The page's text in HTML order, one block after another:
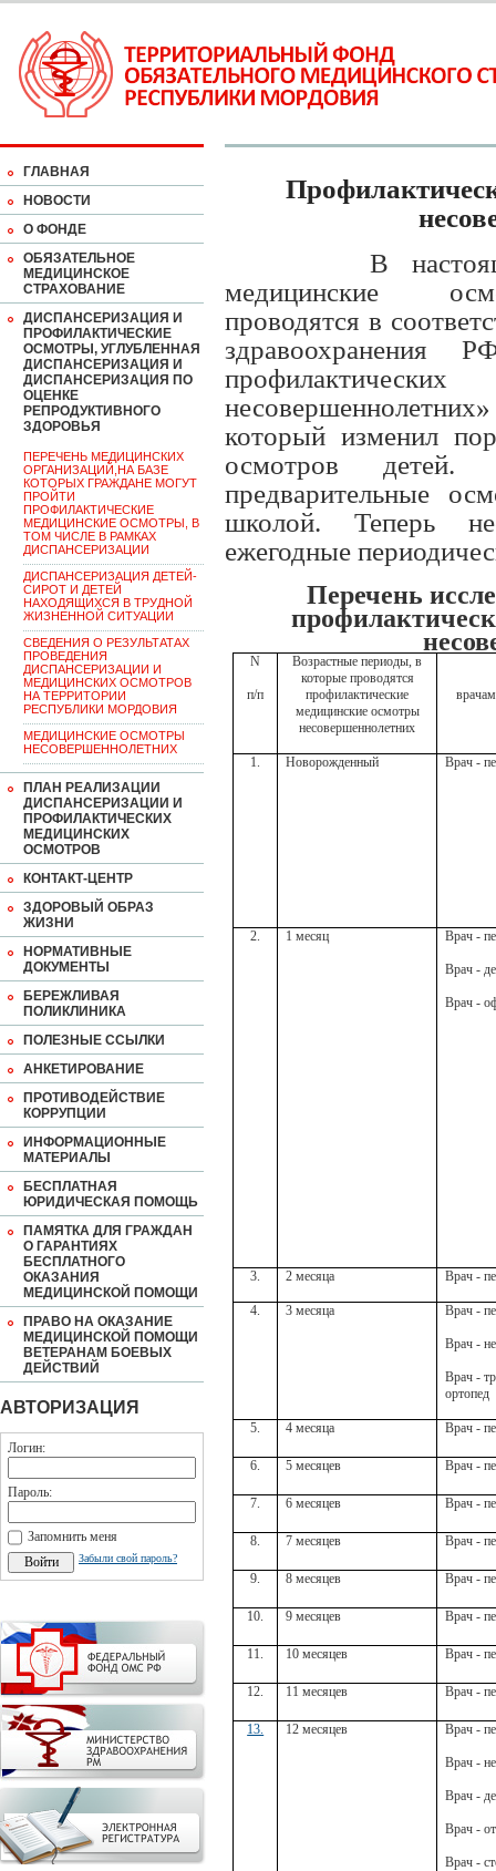
ГЛАВНАЯ
НОВОСТИ
О ФОНДЕ
ОБЯЗАТЕЛЬНОЕ
МЕДИЦИНСКОЕ
СТРАХОВАНИЕ
ДИСПАНСЕРИЗАЦИЯ И
ПРОФИЛАКТИЧЕСКИЕ
ОСМОТРЫ, УГЛУБЛЕННАЯ
ДИСПАНСЕРИЗАЦИЯ И
ДИСПАНСЕРИЗАЦИЯ ПО
ОЦЕНКЕ
РЕПРОДУКТИВНОГО
ЗДОРОВЬЯ
ПЕРЕЧЕНЬ МЕДИЦИНСКИХ
ОРГАНИЗАЦИЙ,НА БАЗЕ
КОТОРЫХ ГРАЖДАНЕ МОГУТ
ПРОЙТИ
ПРОФИЛАКТИЧЕСКИЕ
МЕДИЦИНСКИЕ ОСМОТРЫ, В
ТОМ ЧИСЛЕ В РАМКАХ
ДИСПАНСЕРИЗАЦИИ
ДИСПАНСЕРИЗАЦИЯ ДЕТЕЙ-
СИРОТ И ДЕТЕЙ
НАХОДЯЩИХСЯ В ТРУДНОЙ
ЖИЗНЕННОЙ СИТУАЦИИ
CВЕДЕНИЯ О РЕЗУЛЬТАТАХ
ПРОВЕДЕНИЯ
ДИСПАНСЕРИЗАЦИИ И
МЕДИЦИНСКИХ ОСМОТРОВ
НА ТЕРРИТОРИИ
РЕСПУБЛИКИ МОРДОВИЯ
МЕДИЦИНСКИЕ ОСМОТРЫ
НЕСОВЕРШЕННОЛЕТНИХ
ПЛАН РЕАЛИЗАЦИИ
ДИСПАНСЕРИЗАЦИИ И
ПРОФИЛАКТИЧЕСКИХ
МЕДИЦИНСКИХ
ОСМОТРОВ
КОНТАКТ-ЦЕНТР
ЗДОРОВЫЙ ОБРАЗ
ЖИЗНИ
НОРМАТИВНЫЕ
ДОКУМЕНТЫ
БЕРЕЖЛИВАЯ
ПОЛИКЛИНИКА
ПОЛЕЗНЫЕ ССЫЛКИ
АНКЕТИРОВАНИЕ
ПРОТИВОДЕЙСТВИЕ
КОРРУПЦИИ
ИНФОРМАЦИОННЫЕ
МАТЕРИАЛЫ
БЕСПЛАТНАЯ
ЮРИДИЧЕСКАЯ ПОМОЩЬ
ПАМЯТКА ДЛЯ ГРАЖДАН
О ГАРАНТИЯХ
БЕСПЛАТНОГО
ОКАЗАНИЯ
МЕДИЦИНСКОЙ ПОМОЩИ
ПРАВО НА ОКАЗАНИЕ
МЕДИЦИНСКОЙ ПОМОЩИ
ВЕТЕРАНАМ БОЕВЫХ
ДЕЙСТВИЙ
АВТОРИЗАЦИЯ
Логин:
Пароль:
Запомнить меня
Забыли свой пароль?
В настоящее
медицинские
проводятся в
здравоохранения
который изменил
осмотров
предварительные
школой. Теперь
ежегодные
Перечень
N
п/п
Возрастные периоды, в
которые проводятся
профилактические
медицинские осмотры
несовершеннолетних
1. Новорожденный Врач -
2. 1 месяц Врач -
Врач -
Врач -
3. 2 месяца Врач -
4. 3 месяца Врач -
Врач -
Врач -
ортопед
5. 4 месяца Врач -
6. 5 месяцев Врач -
7. 6 месяцев Врач -
8. 7 месяцев Врач -
9. 8 месяцев Врач -
10. 9 месяцев Врач -
11. 10 месяцев Врач -
12. 11 месяцев Врач -
13. 12 месяцев Врач -
Врач -
Врач -
Врач -
Врач -